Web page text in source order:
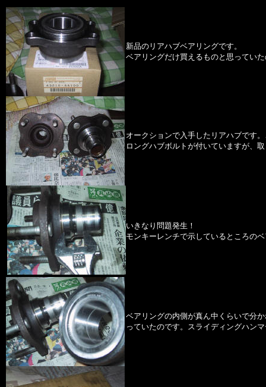
新品のリアハブベアリングです。
ベアリングだけ買えるものと思ってい
オークションで入手したリアハブです
ロングハブボルトが付いていますが、
いきなり問題発生！
モンキーレンチで示しているところの
ベアリングの内側が真ん中くらいで分
っていたのです。スライディングハン